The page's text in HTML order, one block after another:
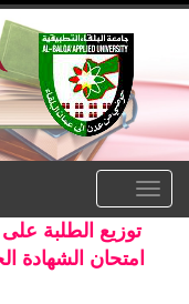
navigation
توزيع الطلبة
امتحان الشهادة